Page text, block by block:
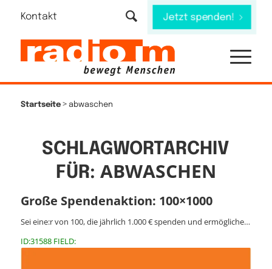
Kontakt Jetzt spenden!
Startseite> abwaschen
SCHLAGWORTARCHIV
FÜR: ABWASCHEN
Große Spendenaktion: 100×1000
Sei eine:r von 100, die jährlich 1.000 € spenden und ermögliche…
ID:31588 FIELD: